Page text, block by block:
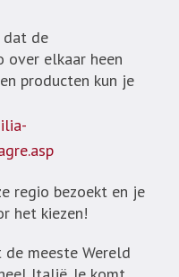
dat de
elkaar heen
producten kun je
regio bezoekt en je
het kiezen!
de meeste Wereld